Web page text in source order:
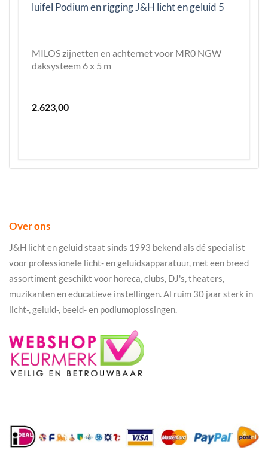
MILOS zijnetten en achternet voor MR0 NGW
daksysteem 6 x 5 m
2.623,00
Over ons
J&H licht en geluid staat sinds 1993 bekend als dé specialist
voor professionele licht- en geluidsapparatuur, met een breed
assortiment geschikt voor horeca, clubs, DJ's, theaters,
muzikanten en educatieve instellingen. Al ruim 30 jaar sterk in
licht-, geluid-, beeld- en podiumoplossingen.